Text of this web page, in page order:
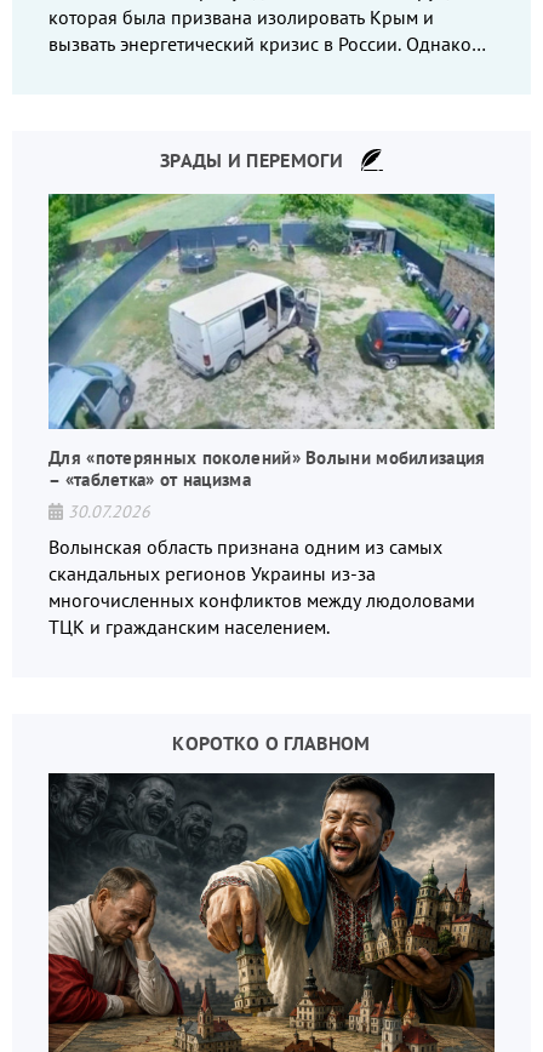
которая была призвана изолировать Крым и
вызвать энергетический кризис в России. Однако
ЗРАДЫ И ПЕРЕМОГИ
Для «потерянных поколений» Волыни мобилизация
– «таблетка» от нацизма
30.07.2026
Волынская область признана одним из самых
скандальных регионов Украины из-за
многочисленных конфликтов между людоловами
ТЦК и гражданским населением.
КОРОТКО О ГЛАВНОМ